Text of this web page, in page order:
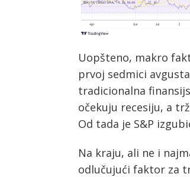
Uopšteno, makro
prvoj sedmici
tradicionalna
očekuju recesiju, a
Od tada je S&P
Na kraju, ali ne i
odlučujući faktor za